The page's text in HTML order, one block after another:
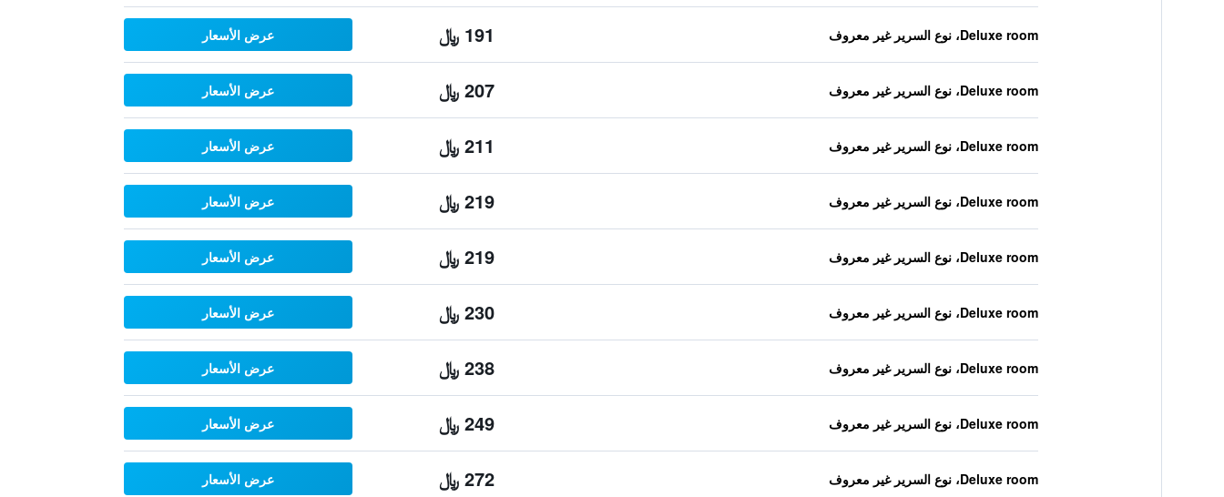
Deluxe room، نوع السرير غير معروف 191 ﷼ عرض الأسعار
Deluxe room، نوع السرير غير معروف 207 ﷼ عرض الأسعار
Deluxe room، نوع السرير غير معروف 211 ﷼ عرض الأسعار
Deluxe room، نوع السرير غير معروف 219 ﷼ عرض الأسعار
Deluxe room، نوع السرير غير معروف 219 ﷼ عرض الأسعار
Deluxe room، نوع السرير غير معروف 230 ﷼ عرض الأسعار
Deluxe room، نوع السرير غير معروف 238 ﷼ عرض الأسعار
Deluxe room، نوع السرير غير معروف 249 ﷼ عرض الأسعار
Deluxe room، نوع السرير غير معروف 272 ﷼ عرض الأسعار